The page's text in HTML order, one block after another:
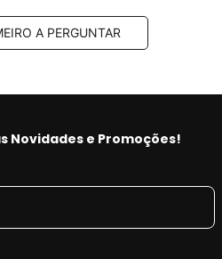
A PERGUNTAR
Novidades e Promoções!